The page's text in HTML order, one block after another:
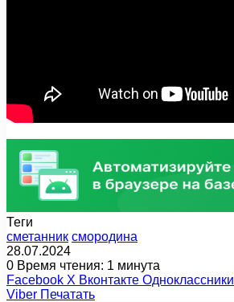
Теги
сметанник смородина
28.07.2024
0 Время чтения: 1 минута
Facebook X Вконтакте Одноклассники
Viber Печатать